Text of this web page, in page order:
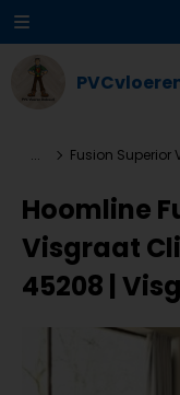
... Fusion Superior
Hoomline
Visgraat
45208 |